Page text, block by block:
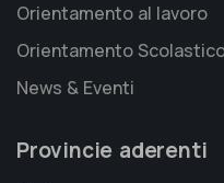
Orientamento al lavoro
Orientamento
News & Eventi
Provincie aderenti